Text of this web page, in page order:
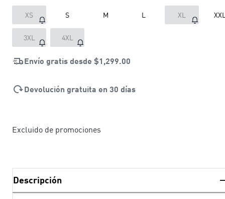
XS S M L XL
3XL 4XL
Envío gratis desde $1,299.00
Devolución gratuita en 30 días
Excluido de promociones
Descripción